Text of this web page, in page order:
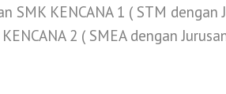
SMK KENCANA 1 ( STM dengan
2 ( SMEA dengan